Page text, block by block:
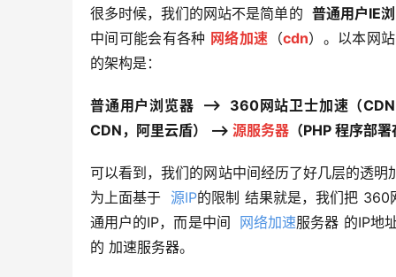
很多时候，我们的网站不是简单的 普通用户IE
中间可能会有各种 网络加速 （cdn）。以本网
的架构是：
普通用户浏览器  —–>  360网站卫士加速（
CDN，阿里云盾） —-> 源服务器 （PHP 程序部
可以看到，我们的网站中间经历了好几层的透
为上面基于 源IP的限制 结果就是，我们把 360
通用户的IP，而是中间
网络加速服务器 的IP地
的 加速服务器。